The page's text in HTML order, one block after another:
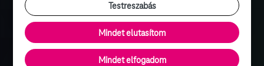
Testreszabás
Mindet elutasítom
Mindet elfogadom